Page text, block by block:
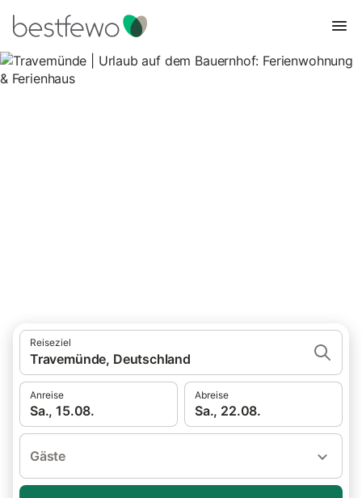
Reiseziel
Travemünde, Deutschland
Anreise
Sa., 15.08.
Abreise
Sa., 22.08.
Gäste